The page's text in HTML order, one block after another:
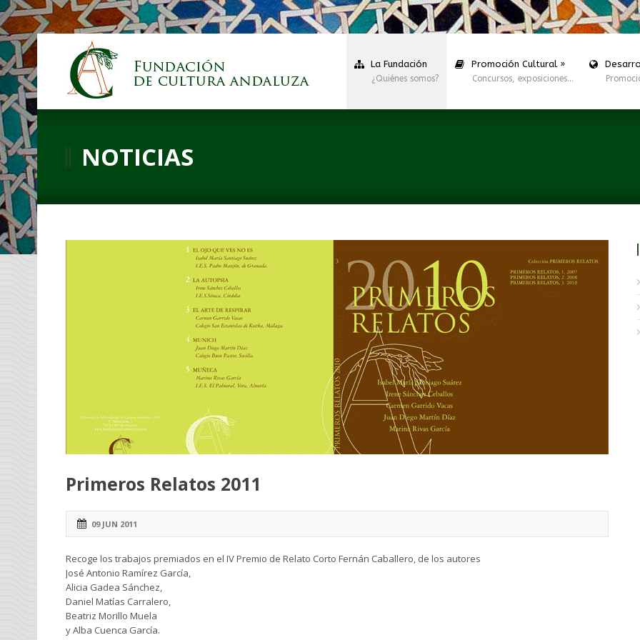
La Fundación
¿Quiénes somos?
Promoción Cultural»
Concursos, exposiciones…
NOTICIAS
Primeros Relatos 2011
09 JUN 2011
Recoge los trabajos premiados en el IV Premio de Relato Corto Fernán Caballero, de los autores
José Antonio Ramírez García,
Alicia Gadea Sánchez,
Daniel Matías Carralero,
Beatriz Morillo Muela
y Alba Cuenca García.